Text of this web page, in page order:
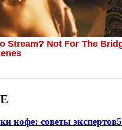
кофе: советы экспертов